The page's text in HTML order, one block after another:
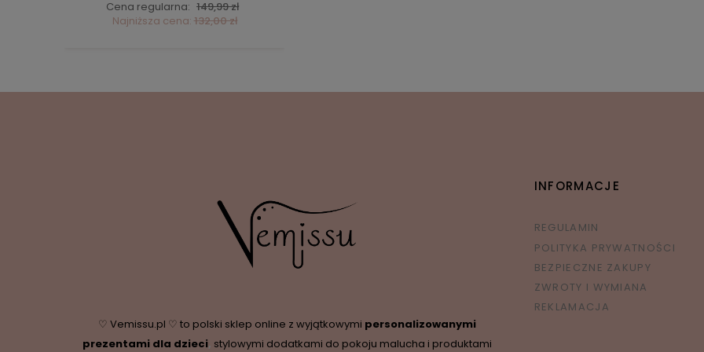
Cena regularna: 149,99 zł
Najniższa cena: 132,00 zł
♡ Vemissu.pl ♡ to polski sklep online z wyjątkowymi personalizowanymi
prezentami dla dzieci, stylowymi dodatkami do pokoju malucha i produktami
INFORMACJE
REGULAMIN
POLITYKA PRYWATNOŚCI
BEZPIECZNE ZAKUPY
ZWROTY I WYMIANA
REKLAMACJA